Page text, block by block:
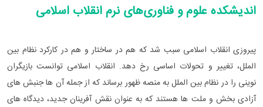
اندیشکده علوم و فناوری‌های نرم انقلاب اسلامی
پیروزی انقلاب اسلامی سبب شد که هم در ساختار و هم در کارکرد نظام بین
الملل، تغییر و تحولات اساسی رخ دهد. انقلاب اسلامی توانست بازیگران
نوینی را در نظام بین الملل به منصه ظهور برساند که از جمله آن ها جنبش های
آزادی بخش و ملت ها هستند که به عنوان نقش آفرینان جدید، دیدگاه های